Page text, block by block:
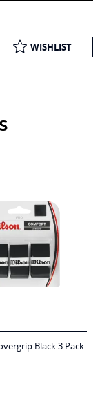
WISHLIST
Black 3 Pack